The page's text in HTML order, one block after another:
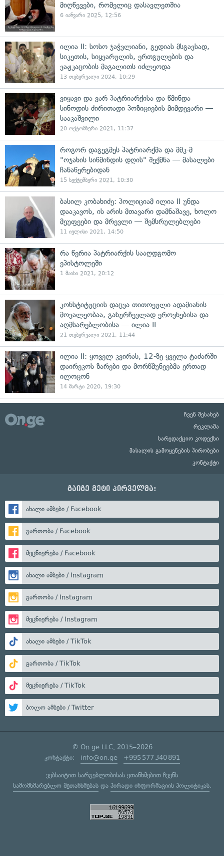
მიღწევები, რომელიც დასავლეთშია
6 იანვარი 2025, 12:56
ილია II: სოსო ჯაჭვლიანი, გედიას მსგავსად,
სიკეთის, სიყვარულის, ერთგულების და
ვაჟკაცობის მაგალითს იძლეოდა
13 თებერვალი 2024, 10:29
ვიყავი და ვარ პატრიარქისა და წმინდა
სინოდის ძირითადი პოზიციების მიმდევარი —
სააკაშვილი
20 ოქტომბერი 2021, 11:37
როგორ დაგეგმეს პატრიარქმა და მმკ-მ
"ოჯახის სიწმინდის დღის" შექმნა — მასალები
ჩანაწერებიდან
15 სექტემბერი 2021, 10:30
ბასილ კობახიძე: პოლიციამ ილია II უნდა
დააკავოს, ის არის მთავარი დამნაშავე, ხოლო
მეუფეები და მრევლი — შემსრულებლები
11 ივლისი 2021, 14:50
რა წერია პატრიარქის სააღდგომო
ეპისტოლეში
1 მაისი 2021, 20:12
კონსტიტუციის დაცვა თითოეული ადამიანის
მოვალეობაა, განურჩევლად ეროვნებისა და
აღმსარებლობისა — ილია II
21 თებერვალი 2021, 11:44
ილია II: ყოველ კვირას, 12-ზე ყველა ტაძარში
დაირეკოს ზარები და მორწმუნეებმა ერთად
ილოცონ
14 მარტი 2020, 19:30
ჩვენ შესახებ
რეკლამა
სარედაქციო კოდექსი
მასალის გამოყენების პირობები
კონტაქტი
გაიგე მეტი პირველმა:
ახალი ამბები / Facebook
გართობა / Facebook
მეცნიერება / Facebook
ახალი ამბები / Instagram
გართობა / Instagram
მეცნიერება / Instagram
ახალი ამბები / TikTok
გართობა / TikTok
მეცნიერება / TikTok
ბოლო ამბები / Twitter
© On.ge LLC, 2015–2026
კონტაქტი: info@on.ge +995 577 340 891
ვებსაიტით სარგებლობისას ეთანხმებით ჩვენს
სამომხმარებლო შეთანხმებასდა პირადი ინფორმაციის პოლიტიკას.